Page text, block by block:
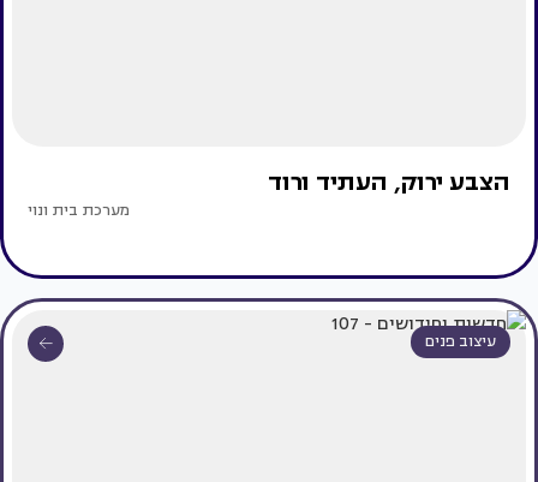
הצבע ירוק, העתיד ורוד
מערכת בית ונוי
עיצוב פנים